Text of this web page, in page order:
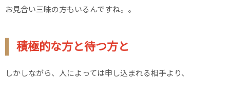
お見合い三昧の方もいるんですね。。
積極的な方と待つ方と
しかしながら、人によっては申し込まれる相手より、